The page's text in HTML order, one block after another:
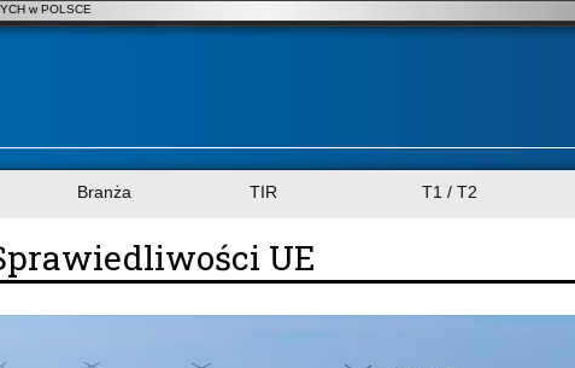
w POLSCE
Branża TIR T1 / T2
UE